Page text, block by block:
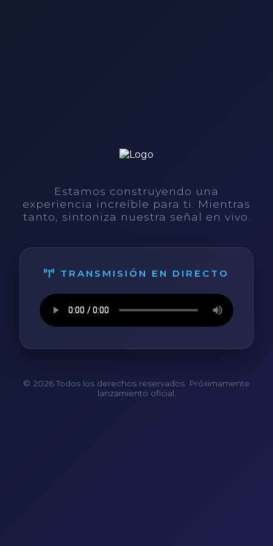
Estamos construyendo una
experiencia increíble para ti. Mientras
tanto, sintoniza nuestra señal en vivo.
TRANSMISIÓN EN DIRECTO
© 2026 Todos los derechos reservados. Próximamente
lanzamiento oficial.